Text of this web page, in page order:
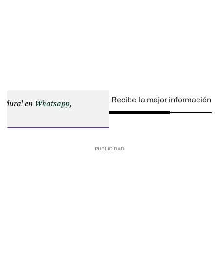
Plural en Whatsapp, Recibe la mejor información